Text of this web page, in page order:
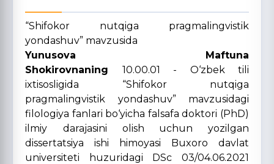
“Shifokor nutqiga pragmalingvistik
yondashuv” mavzusida
Yunusova Maftuna
Shokirovnaning 10.00.01 - O‘zbek tili
ixtisosligida “Shifokor nutqiga
pragmalingvistik yondashuv” mavzusidagi
filologiya fanlari bo‘yicha falsafa doktori (PhD)
ilmiy
darajasini olish uchun yozilgan
dissertatsiya ishi himoyasi Buxoro davlat
universiteti huzuridagi DSc 03/04.06.2021